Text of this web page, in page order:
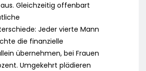
Gleichzeitig offenbart
Jeder vierte Mann
die finanzielle
übernehmen, bei Frauen
Umgekehrt plädieren